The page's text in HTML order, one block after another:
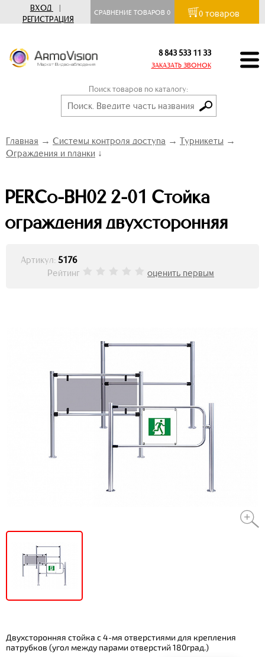
ВХОД
|
РЕГИСТРАЦИЯ
СРАВНЕНИЕ ТОВАРОВ0 0 товаров
8 843 533 11 33
ЗАКАЗАТЬ ЗВОНОК
Поиск товаров по каталогу:
Главная → Системы контроля доступа → Турникеты →
Ограждения и планки ↓
PERCo-BH02 2-01 Стойка
ограждения двухсторонняя
Артикул: 5176
Рейтинг
оценить первым
Двухсторонняя стойка с 4-мя отверстиями для крепления
патрубков (угол между парами отверстий 180град.)